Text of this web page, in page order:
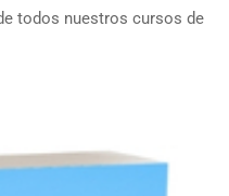
todos nuestros cursos de